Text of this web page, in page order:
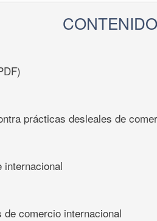
CONTENIDO
prácticas desleales de
internacional
comercio internacional